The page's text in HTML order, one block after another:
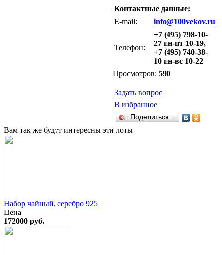
Контактные данные:
E-mail:
info@100vekov.ru
Телефон:
+7 (495) 798-10-
27 пн-пт 10-19,
+7 (495) 740-38-
10 пн-вс 10-22
Просмотров: 590
Задать вопрос
В избранное
Поделиться…
Вам так же будут интересны эти лоты
Набор чайный, серебро 925
Цена
172000 руб.